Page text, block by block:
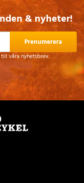
& nyheter!
Prenumerera
våra nyhetsbrev.